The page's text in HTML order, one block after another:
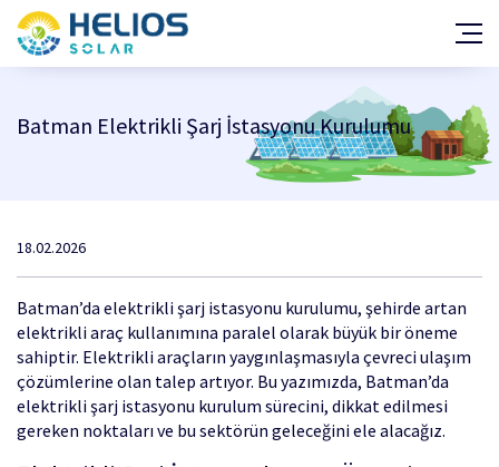
Araç Şarj İstasyonu Projeleri
Hakkımızda
Kalite Belgeleri
Yatırım Fayda/Maliyet Hesabı
Çözüm Ortakları
Başarı Hikayeleri
İletişim
Batman Elektrikli Şarj İstasyonu Kurulumu
18.02.2026
Batman’da elektrikli şarj istasyonu kurulumu, şehirde artan
elektrikli araç kullanımına paralel olarak büyük bir öneme
sahiptir. Elektrikli araçların yaygınlaşmasıyla çevreci ulaşım
çözümlerine olan talep artıyor. Bu yazımızda, Batman’da
elektrikli şarj istasyonu kurulum sürecini, dikkat edilmesi
gereken noktaları ve bu sektörün geleceğini ele alacağız.